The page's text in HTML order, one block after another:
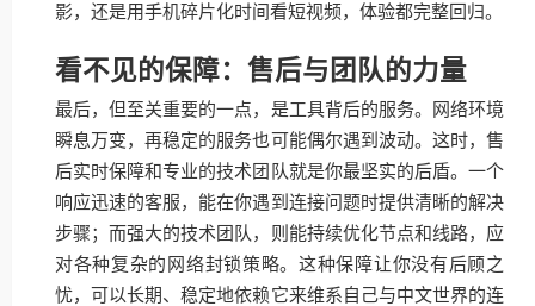
影，还是用手机碎片化时间看短视频，体验都完整回归。
看不见的保障：售后与团队的力量
最后，但至关重要的一点，是工具背后的服务。网络环境
瞬息万变，再稳定的服务也可能偶尔遇到波动。这时，售
后实时保障和专业的技术团队就是你最坚实的后盾。一个
响应迅速的客服，能在你遇到连接问题时提供清晰的解决
步骤；而强大的技术团队，则能持续优化节点和线路，应
对各种复杂的网络封锁策略。这种保障让你没有后顾之
忧，可以长期、稳定地依赖它来维系自己与中文世界的连